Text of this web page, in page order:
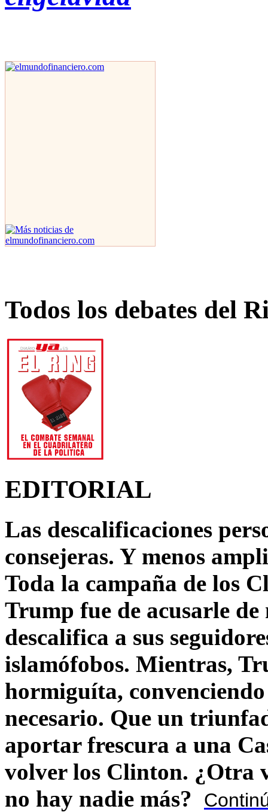
Todos los debates del
EDITORIAL
Las descalificaciones
consejeras. Y menos
Toda la campaña de los
Trump fue de acusarle
descalifica a sus
islamófobos. Mientras,
hormiguíta,
necesario. Que un
aportar frescura a una
volver los Clinton. ¿Otra
no hay nadie más?